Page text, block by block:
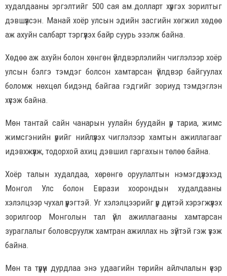
худалдааны эргэлтийг 500 сая ам.долларт хүргэх зорилтыг
дэвшүүлсэн. Манай хоёр улсын эдийн засгийн хөгжил хөдөө
аж ахуйн салбарт тэргүүлэх байр суурь эзэлж байна.
Хөдөө аж ахуйн болон хөнгөн үйлдвэрлэлийн чиглэлээр хоёр
улсын бэлгэ тэмдэг болсон хамтарсан үйлдвэр байгуулах
боломж нөхцөл бидэнд байгаа гэдгийг зориуд тэмдэглэн
хүсэж байна.
Мөн тантай сайн чанарын уулайн буудайн үр тариа, жимс
жимсгэнийн үрийг нийлүүлэх чиглэлээр хамтын ажиллагааг
идэвхжүүлж, тодорхой ахиц дэвшил гаргахын төлөө байна.
Хоёр талын худалдаа, хөрөнгө оруулалтын нэмэгдүүлэхэд
Монгол Улс болон Еврази хоорондын худалдааны
хэлэлцээр чухал үүрэгтэй. Уг хэлэлцээрийг үр дүнтэй хэрэгжүүлэх
зорилгоор Монголын тал үйл ажиллагааны хамтарсан
зураглалыг боловсруулж хамтран ажиллах нь зүйтэй гэж үзэж
байна.
Мөн та түрүүн дурдлаа энэ удаагийн төрийн айлчлалын үеэр